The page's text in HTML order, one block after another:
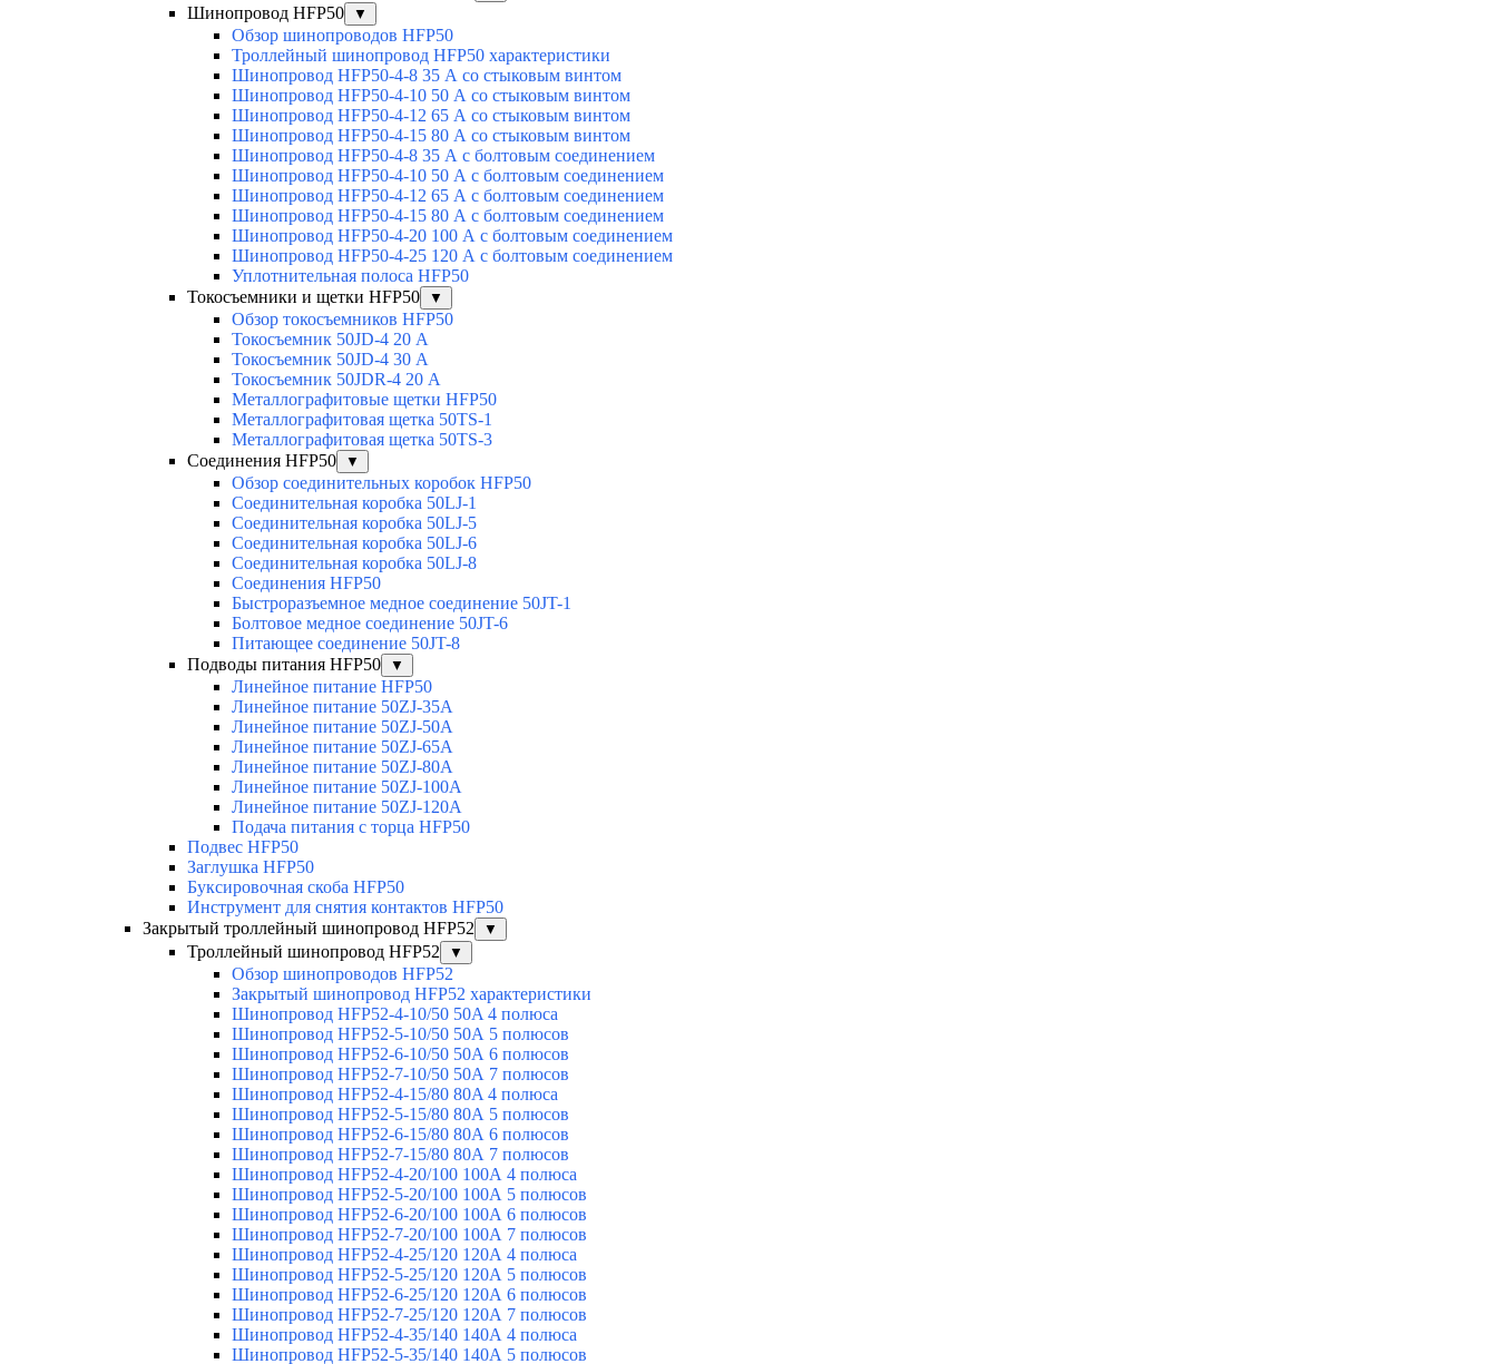
Шинопровод HFP50 ▼
Обзор шинопроводов HFP50
Троллейный шинопровод HFP50 характеристики
Шинопровод HFP50-4-8 35 А со стыковым винтом
Шинопровод HFP50-4-10 50 А со стыковым винтом
Шинопровод HFP50-4-12 65 А со стыковым винтом
Шинопровод HFP50-4-15 80 А со стыковым винтом
Шинопровод HFP50-4-8 35 А с болтовым соединением
Шинопровод HFP50-4-10 50 А с болтовым соединением
Шинопровод HFP50-4-12 65 А с болтовым соединением
Шинопровод HFP50-4-15 80 А с болтовым соединением
Шинопровод HFP50-4-20 100 А с болтовым соединением
Шинопровод HFP50-4-25 120 А с болтовым соединением
Уплотнительная полоса HFP50
Токосъемники и щетки HFP50
▼
Обзор токосъемников HFP50
Токосъемник 50JD-4 20 А
Токосъемник 50JD-4 30 А
Токосъемник 50JDR-4 20 А
Металлографитовые щетки HFP50
Металлографитовая щетка 50TS-1
Металлографитовая щетка 50TS-3
Соединения HFP50
▼
Обзор соединительных коробок HFP50
Соединительная коробка 50LJ-1
Соединительная коробка 50LJ-5
Соединительная коробка 50LJ-6
Соединительная коробка 50LJ-8
Соединения HFP50
Быстроразъемное медное соединение 50JT-1
Болтовое медное соединение 50JT-6
Питающее соединение 50JT-8
Подводы питания HFP50
▼
Линейное питание HFP50
Линейное питание 50ZJ-35A
Линейное питание 50ZJ-50A
Линейное питание 50ZJ-65A
Линейное питание 50ZJ-80A
Линейное питание 50ZJ-100A
Линейное питание 50ZJ-120A
Подача питания с торца HFP50
Подвес HFP50
Заглушка HFP50
Буксировочная скоба HFP50
Инструмент для снятия контактов HFP50
Закрытый троллейный шинопровод HFP52
▼
Троллейный шинопровод HFP52 ▼
Обзор шинопроводов HFP52
Закрытый шинопровод HFP52 характеристики
Шинопровод HFP52-4-10/50 50A 4 полюса
Шинопровод HFP52-5-10/50 50А 5 полюсов
Шинопровод HFP52-6-10/50 50А 6 полюсов
Шинопровод HFP52-7-10/50 50А 7 полюсов
Шинопровод HFP52-4-15/80 80A 4 полюса
Шинопровод HFP52-5-15/80 80А 5 полюсов
Шинопровод HFP52-6-15/80 80А 6 полюсов
Шинопровод HFP52-7-15/80 80А 7 полюсов
Шинопровод HFP52-4-20/100 100А 4 полюса
Шинопровод HFP52-5-20/100 100А 5 полюсов
Шинопровод HFP52-6-20/100 100А 6 полюсов
Шинопровод HFP52-7-20/100 100А 7 полюсов
Шинопровод HFP52-4-25/120 120А 4 полюса
Шинопровод HFP52-5-25/120 120А 5 полюсов
Шинопровод HFP52-6-25/120 120А 6 полюсов
Шинопровод HFP52-7-25/120 120А 7 полюсов
Шинопровод HFP52-4-35/140 140А 4 полюса
Шинопровод HFP52-5-35/140 140А 5 полюсов